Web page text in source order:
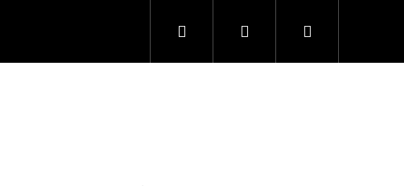
Hledat PřihlášeníNákupní